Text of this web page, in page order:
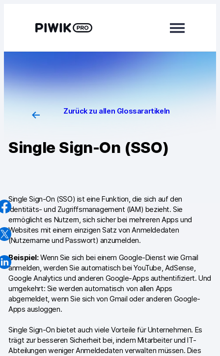
Analytics
Tag Manager
Consent Manager
Integrationen
Changelog
Professionelle Services
Datenschutz & Sicherheit
Analytics für Web & Mobile
Tag Management
Datenaktivierung
Zurück zu allen Glossarartikeln
Single Sign-On (SSO)
Single Sign-On (SSO) ist eine Funktion, die sich auf den
Identitäts- und Zugriffsmanagement (IAM) bezieht. Sie
ermöglicht es Nutzern, sich sicher bei mehreren Apps und
Websites mit einem einzigen Satz von Anmeldedaten
(Nutzername und Passwort) anzumelden.
Beispiel:Wenn Sie sich bei einem Google-Dienst wie Gmail
anmelden, werden Sie automatisch bei YouTube, AdSense,
Google Analytics und anderen Google-Apps authentifiziert. Und
umgekehrt: Sie werden automatisch von allen Apps
abgemeldet, wenn Sie sich von Gmail oder anderen Google-
Apps ausloggen.
Single Sign-On bietet auch viele Vorteile für Unternehmen. Es
trägt zur besseren Sicherheit bei, indem Mitarbeiter und IT-
Abteilungen weniger Anmeldedaten verwalten müssen. Dies